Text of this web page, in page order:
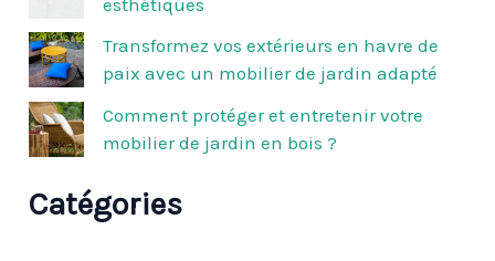
Transformez vos extérieurs en havre de
paix avec un mobilier de jardin adapté
Comment protéger et entretenir votre
mobilier de jardin en bois ?
Catégories